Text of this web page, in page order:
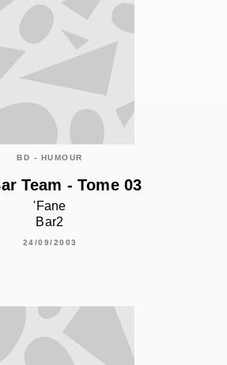
BD - HUMOUR
Team - Tome 03
'Fane
Bar2
24/09/2003